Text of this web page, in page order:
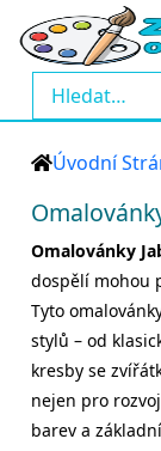
Úvodní
Omalovánky
dospělí mohou
Tyto
stylů – od
kresby se
nejen pro
barev a